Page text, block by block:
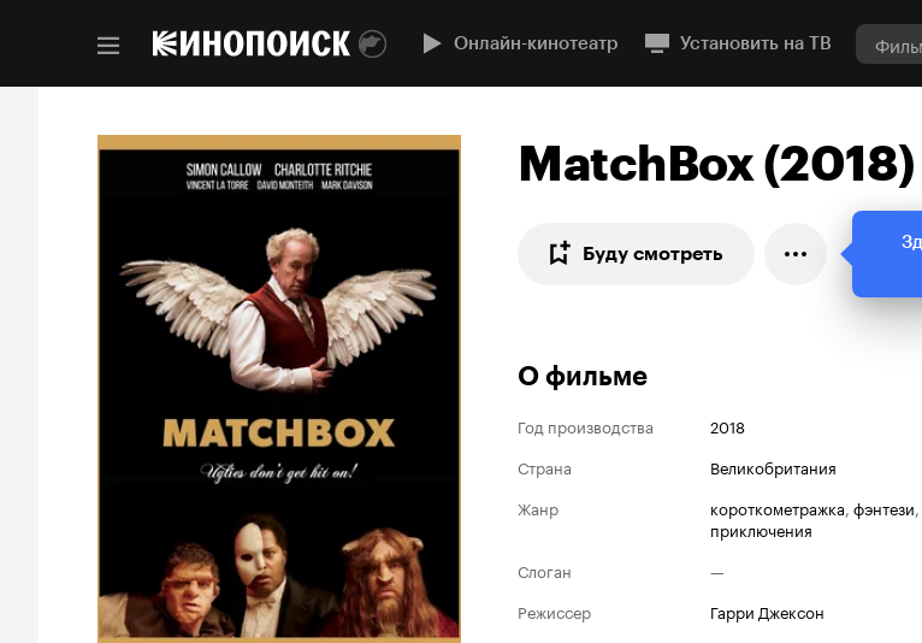
Онлайн-кинотеатр Установить на ТВ
MatchBox (2018)
Буду смотреть
О фильме
Год производства
2018
Страна
Великобритания
Жанр
короткометражка, фэнтези,
приключения
Слоган
—
Режиссер
Гарри Джексон